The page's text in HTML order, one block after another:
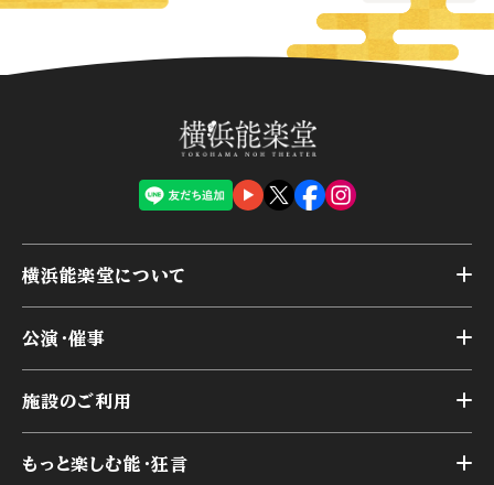
横浜能楽堂について
横浜能楽堂が取り組んだ事業
能舞台の歴史と特徴
様々なお客様に向けて
公演・催事
アーカイブ
施設のご利用
もっと楽しむ能・狂言